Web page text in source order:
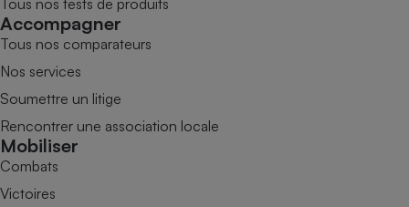
Tous nos tests de produits
Accompagner
Tous nos comparateurs
Nos services
Soumettre un litige
Rencontrer une association locale
Mobiliser
Combats
Victoires